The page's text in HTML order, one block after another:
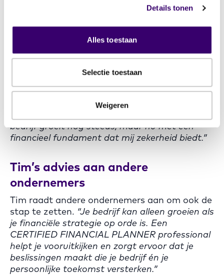
Details tonen
Alles toestaan
Selectie toestaan
Weigeren
investeringen en bedrijfsopvolging.“Ik weet nu
inzet om niet alleen mijn bedrijf te laten
groeien, maar ook mijn toekomst veilig te
stellen.”
risicobeheer en vermogensplanning, zodat hij
zich geen zorgen hoeft te maken over
bedrijf groeit nog steeds, maar nu met een
financieel fundament dat mij zekerheid biedt.”
Tim’s advies aan andere
ondernemers
Tim raadt andere ondernemers aan om ook de
stap te zetten. “Je bedrijf kan alleen groeien als
je financiële strategie op orde is. Een
CERTIFIED FINANCIAL PLANNER professional
helpt je vooruitkijken en zorgt ervoor dat je
beslissingen maakt die je bedrijf én je
persoonlijke toekomst versterken.”